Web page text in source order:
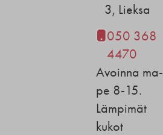
3, Lieksa
050 368
4470
Avoinna ma-
pe 8-15.
Lämpimät
kukot